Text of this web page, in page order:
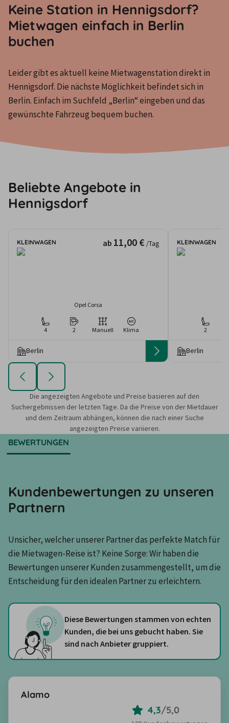
Keine Station in Hennigsdorf?
Mietwagen einfach in Berlin
buchen
Leider gibt es aktuell keine Mietwagenstation direkt in
Hennigsdorf. Die nächste Möglichkeit befindet sich in
Berlin. Einfach im Suchfeld „Berlin“ eingeben und das
gewünschte Fahrzeug bequem buchen.
Beliebte Angebote in
Hennigsdorf
KLEINWAGEN ab 11,00 € /Tag
Opel Corsa
4 2 Manuell Klima
Berlin
KLEINWAGEN
2
Berlin
Die angezeigten Angebote und Preise basieren auf den
Suchergebnissen der letzten Tage. Da die Preise von der Mietdauer
und dem Zeitraum abhängen, können die nach einer Suche
angezeigten Preise variieren.
BEWERTUNGEN
Kundenbewertungen zu unseren
Partnern
Unsicher, welcher unserer Partner das perfekte Match für
die Mietwagen-Reise ist? Keine Sorge: Wir haben die
Bewertungen unserer Kunden zusammengestellt, um die
Entscheidung für den idealen Partner zu erleichtern.
Diese Bewertungen stammen von echten
Kunden, die bei uns gebucht haben. Sie
sind nach Anbieter gruppiert.
Alamo
4,3/5,0